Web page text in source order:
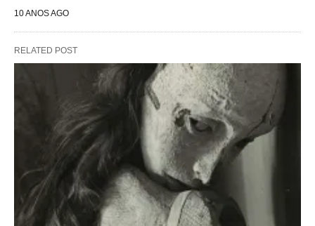
10 ANOS AGO
RELATED POST